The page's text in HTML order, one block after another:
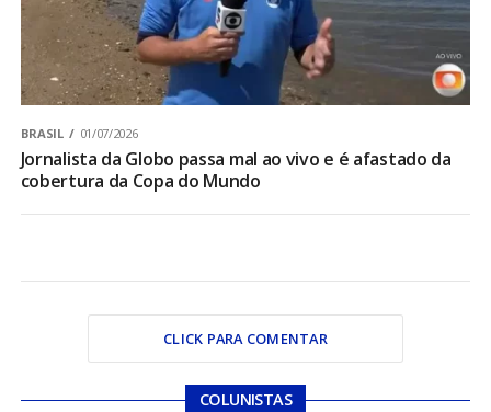
BRASIL 01/07/2026
Jornalista da Globo passa mal ao vivo e é afastado da
cobertura da Copa do Mundo
CLICK PARA COMENTAR
COLUNISTAS